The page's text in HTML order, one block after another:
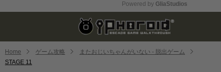
Mute
Powered by GliaStudios
Home ゲーム攻略
またおじいちゃんがいない - 脱出ゲーム
STAGE 11